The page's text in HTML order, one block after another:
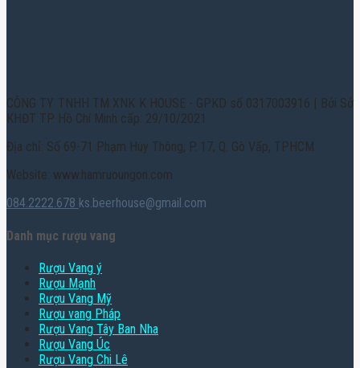
CÔNG TY TNHH TM XNK K HOUSE - GPKD số 0317003916 | Bởi Sở
KHĐT TP. Hồ Chí Minh cấp: 29/10/2021
Địa chỉ: Số 69-71 Phạm Huy Thông, P. 17, Q. Gò Vấp, TPHCM
Website: www.hamruoungon.com
084.2222.678 ks.beerhouse@gmail.com
Danh mục rượu vang
Rượu Vang ý
Rượu Mạnh
Rượu Vang Mỹ
Rượu vang Pháp
Rượu Vang Tây Ban Nha
Rượu Vang Úc
Rượu Vang Chi Lê